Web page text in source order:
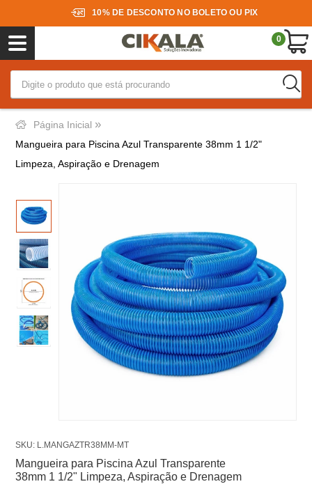
10% DE DESCONTO NO BOLETO OU PIX
0
Página Inicial »
Mangueira para Piscina Azul Transparente 38mm 1 1/2"
Limpeza, Aspiração e Drenagem
SKU: L.MANGAZTR38MM-MT
Mangueira para Piscina Azul Transparente
38mm 1 1/2" Limpeza, Aspiração e Drenagem